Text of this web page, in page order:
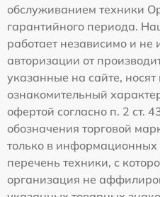
обслуживанием техники
гарантийного периода.
работает независимо и
авторизации от
указанные на сайте,
ознакомительный
офертой согласно п. 2 ст.
обозначения торговой
только в информационных
перечень техники, с
организация не